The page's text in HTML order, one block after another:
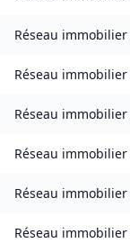
Réseau immobilier
Réseau immobilier
Réseau immobilier
Réseau immobilier
Réseau immobilier
Réseau immobilier